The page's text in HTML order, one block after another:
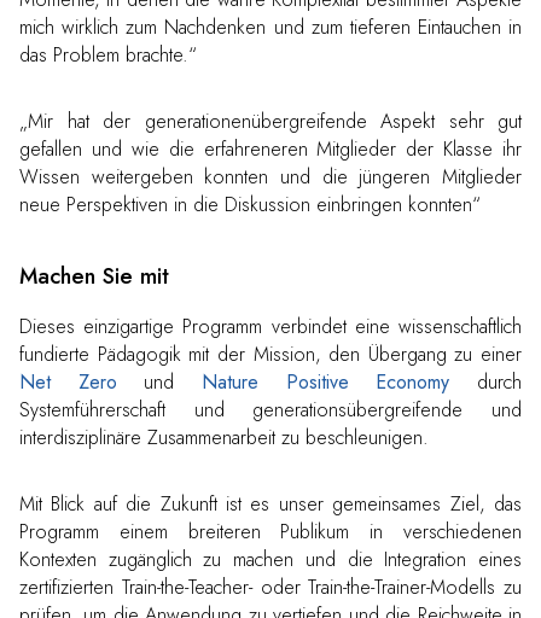
mich wirklich zum Nachdenken und zum tieferen Eintauchen in
das Problem brachte.“
„Mir hat der generationenübergreifende Aspekt sehr gut
gefallen und wie die erfahreneren Mitglieder der Klasse ihr
Wissen weitergeben konnten und die jüngeren Mitglieder
neue Perspektiven in die Diskussion einbringen konnten“
Machen Sie mit
Dieses einzigartige Programm verbindet eine wissenschaftlich
fundierte Pädagogik mit der Mission, den Übergang zu einer
Net Zero und Nature Positive Economy durch
Systemführerschaft und generationsübergreifende und
interdisziplinäre Zusammenarbeit zu beschleunigen.
Mit Blick auf die Zukunft ist es unser gemeinsames Ziel, das
Programm einem breiteren Publikum in verschiedenen
Kontexten zugänglich zu machen und die Integration eines
zertifizierten Train-the-Teacher- oder Train-the-Trainer-Modells zu